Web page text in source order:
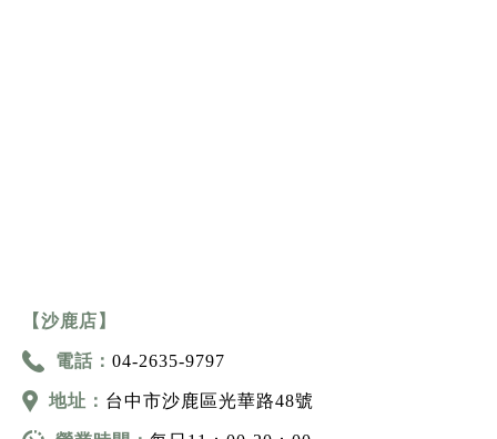
【沙鹿店】
電話： 04-2635-9797
地址： 台中市沙鹿區光華路48號